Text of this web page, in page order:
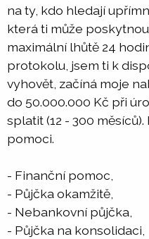
na ty, kdo hledají
která ti může
maximální lhůtě 24
protokolu, jsem ti k
vyhovět, začíná moje
do 50.000.000 Kč při
splatit (12 - 300
pomoci.
- Finanční pomoc,
- Půjčka okamžitě,
- Nebankovní půjčka,
- Půjčka na konsolidaci,